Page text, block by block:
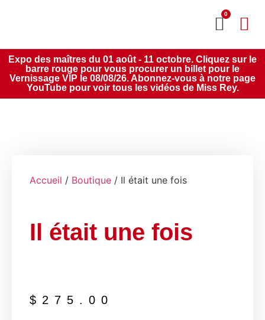
0
Expo des maîtres du 01 août - 11 octobre. Cliquez sur le
barre rouge pour vous procurer un billet pour le
Vernissage VIP le 08/08/26. Abonnez-vous à notre page
YouTube pour voir tous les vidéos de Miss Rey.
Accueil / Boutique / Il était une fois
Il était une fois
$ 275.00